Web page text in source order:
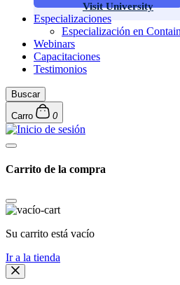
Visit University
Especializaciones
Especialización en
Webinars
Capacitaciones
Testimonios
Buscar
Carro 0
Carrito de la compra
Su carrito está vacío
Ir a la tienda